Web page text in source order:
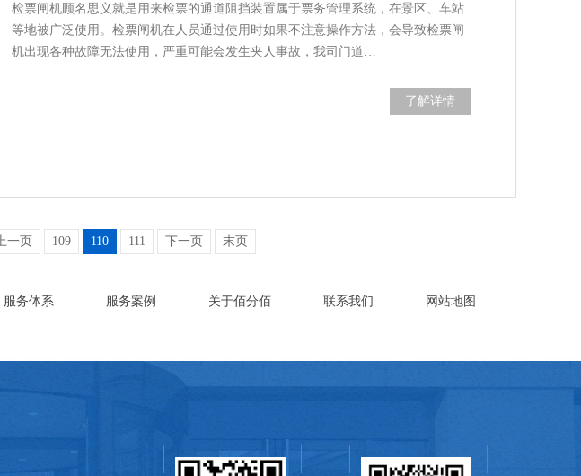
检票闸机顾名思义就是用来检票的通道阻挡装置属于票务管理系统，在景区、车站
等地被广泛使用。检票闸机在人员通过使用时如果不注意操作方法，会导致检票闸
机出现各种故障无法使用，严重可能会发生夹人事故，我司门道…
了解详情
上一页 109 110 111 下一页 末页
服务体系 服务案例 关于佰分佰 联系我们 网站地图